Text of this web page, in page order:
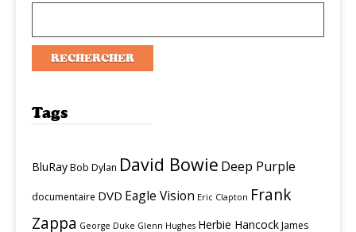
Tags
BluRayBob Dylan David Bowie Deep Purple
documentaire DVD Eagle Vision Eric Clapton Frank
Zappa George Duke Glenn Hughes Herbie HancockJames